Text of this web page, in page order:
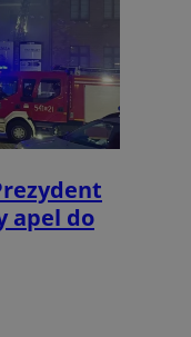
apel do